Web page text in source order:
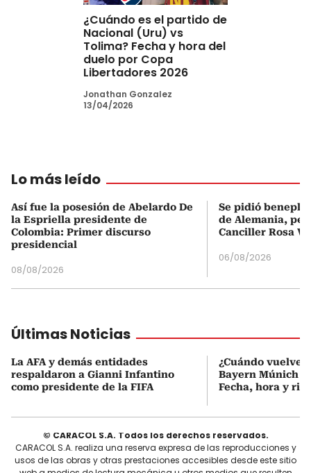
¿Cuándo es el partido de
Nacional (Uru) vs
Tolima? Fecha y hora del
duelo por Copa
Libertadores 2026
Jonathan Gonzalez
13/04/2026
Lo más leído
Así fue la posesión de Abelardo De
la Espriella presidente de
Colombia: Primer discurso
presidencial
08/08/2026
Se pidió
de Alemania,
Canciller Rosa
06/08/2026
Últimas Noticias
La AFA y demás entidades
respaldaron a Gianni Infantino
como presidente de la FIFA
¿Cuándo vuelve
Bayern Múnich
Fecha, hora y
© CARACOL S.A. Todos los derechos reservados.
CARACOL S.A. realiza una reserva expresa de las reproducciones y
usos de las obras y otras prestaciones accesibles desde este sitio